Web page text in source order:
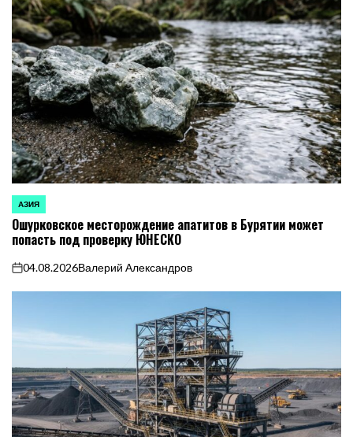
ОПУБЛИКОВАНО
В
АЗИЯ
Ошурковское месторождение апатитов в Бурятии может
попасть под проверку ЮНЕСКО
on
04.08.2026Валерий Александров